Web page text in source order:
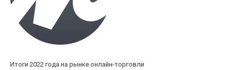
Итоги 2022 года на рынке онлайн-торговли